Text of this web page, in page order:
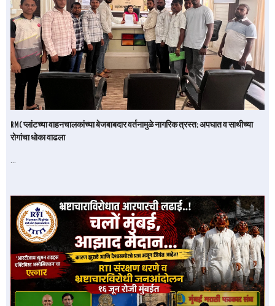
RMC प्लांटच्या वाहनचालकांच्या बेजबाबदार वर्तनामुळे नागरिक त्रस्त; अपघात व साथीच्या
रोगांचा धोका वाढला
…